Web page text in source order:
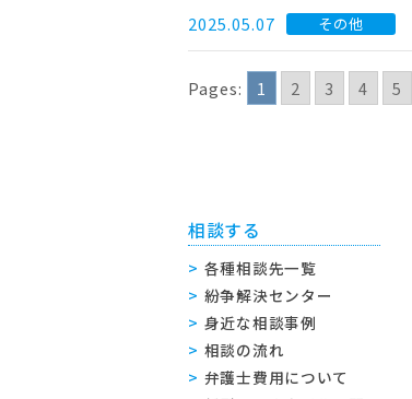
2025.05.07 その他
Pages: 1 2 3 4 5
相談する
各種相談先一覧
紛争解決センター
身近な相談事例
相談の流れ
弁護士費用について